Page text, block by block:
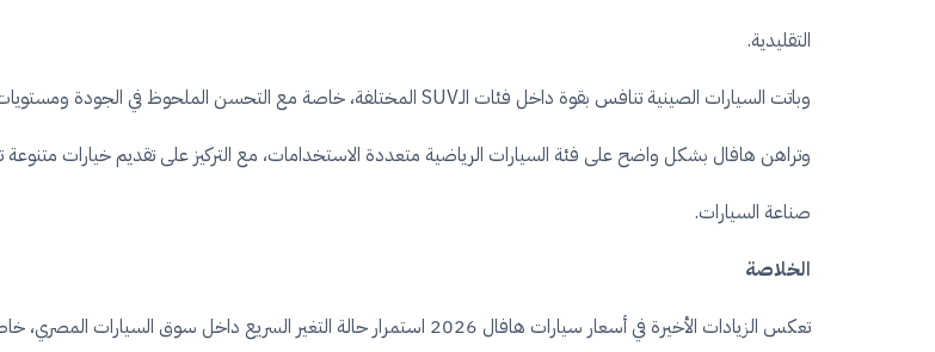
التقليدية.
وباتت السيارات الصينية تنافس بقوة داخل فئات الـSUV المختلفة، خاصة مع التحسن الملحوظ في الجودة ومستويات الأمان والتكنولوجيا خلال السنوات الأخيرة.
وتراهن هافال بشكل واضح على فئة السيارات الرياضية متعددة الاستخدامات، مع التركيز على تقديم خيارات متنوعة
صناعة السيارات.
الخلاصة
تعكس الزيادات الأخيرة في أسعار سيارات هافال 2026 استمرار حالة التغير السريع داخل سوق السيارات المصري، خاصة في ظل الضغوط الاقتصادية العالمية وتغيرات تكلفة التشغيل والاستيراد.